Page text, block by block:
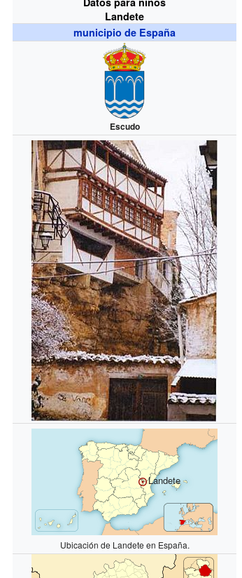
Landete
municipio de España
Escudo
Landete
Ubicación de Landete en España.